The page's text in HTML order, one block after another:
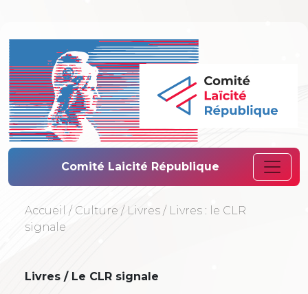
Comité Laïcité
Comité Laicité République
Accueil / Culture / Livres / Livres : le CLR
signale
Livres / Le CLR signale